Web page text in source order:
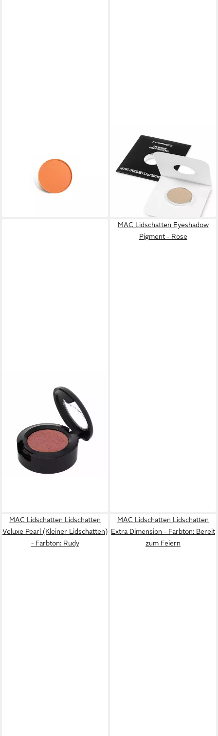
Lidschatten Puder-Regel
Nachfüllpackung
ab 11,38 €
(7.586,67 €/ 1 kg)
Lidschatten Pro Palette Eye
Shadow Refill Pan . -Rice-
Paper
22,20 €
lieferbar - in 9-11 Werktagen bei
Lidschatten Veluxe Pearl
lieferbar - in 9-11 Werktagen bei
MAC Lidschatten Eyeshadow
Pigment - Rose
MAC Lidschatten Lidschatten
Veluxe Pearl (Kleiner Lidschatten)
- Farbton: Rudy
MAC Lidschatten Lidschatten
Extra Dimension - Farbton: Bereit
zum Feiern